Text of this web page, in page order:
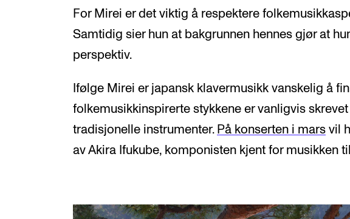
For Mirei er det viktig å respektere
Samtidig sier hun at bakgrunnen hennes gjør at
perspektiv.
Ifølge Mirei er japansk klavermusikk vanskelig å
folkemusikkinspirerte stykkene er vanligvis
tradisjonelle instrumenter. På konserten i mars vil
av Akira Ifukube, komponisten kjent for musikken